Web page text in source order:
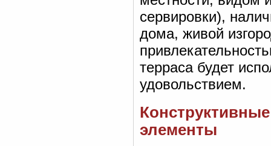
сервировки),
дома, живой
терраса будет
удовольствием.
элементы